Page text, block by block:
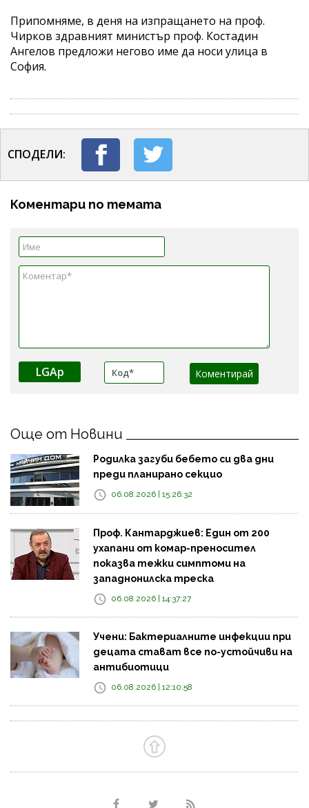
Припомняме, в деня на изпращането на проф.
Чирков здравният министър проф. Костадин
Ангелов предложи негово име да носи улица в
София.
СПОДЕЛИ:
Коментари по темата
LGAp
Още от Новини
Родилка загуби бебето си два дни
преди планирано секцио
06.08.2026 | 15:26:32
Проф. Кантарджиев: Един от 200
ухапани от комар-преносител
показва тежки симптоми на
западнонилска треска
06.08.2026 | 14:37:27
Учени: Бактериалните инфекции при
децата стават все по-устойчиви на
антибиотици
06.08.2026 | 12:10:58